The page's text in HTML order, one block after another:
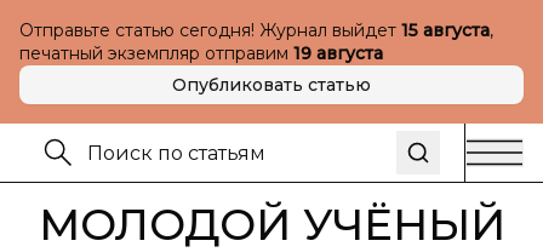
Отправьте статью сегодня! Журнал выйдет 15 августа,
печатный экземпляр отправим 19 августа
Опубликовать статью
МОЛОДОЙ УЧЁНЫЙ